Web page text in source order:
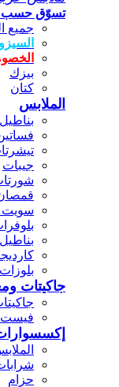
تسوّق حسب
جميع
بيزك
كتان
الملابس
بناطيل
جيبات
سويت
جاكيتات
فيست
حزام